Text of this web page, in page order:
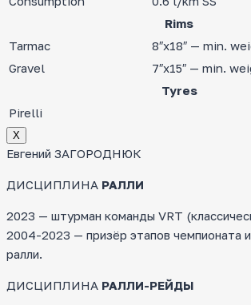
Rims
Tarmac
8″x18″ — min.
Gravel
7″x15″ — min.
Tyres
Pirelli
Х
Евгений ЗАГОРОДНЮК
ДИСЦИПЛИНА РАЛЛИ
2023 — штурман команды VRT
2004-2023 — призёр этапов чемпионата
ралли.
ДИСЦИПЛИНА РАЛЛИ-РЕЙДЫ